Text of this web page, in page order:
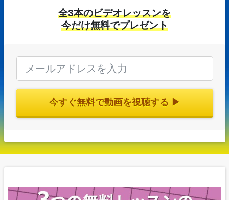
全3本のビデオレッスンを
今だけ無料でプレゼント
今すぐ無料で動画を視聴する ▶︎